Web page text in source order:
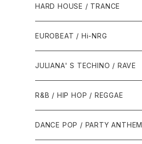
1980年代
1987年・以前
1988年
1990年代
1990年
1991年
2000年代
2000年
2001年
2010年代
2010年
HARD HOUSE / TRANCE
1990年代
1994年・以前
1995年
2000年代
2000年
2001年
EUROBEAT / Hi-NRG
1980年代
1986年・以前
1987年
1990年代
1990年
2000年代
JULIANA' S TECHINO / RAVE
1990年代
1990年
2000年代
R&B / HIP HOP / REGGAE
1980年代
DANCE POP / PARTY ANTHEM